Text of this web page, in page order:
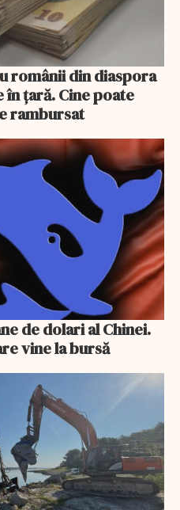
românii din diaspora
țară. Cine poate
rambursat
de dolari al Chinei.
vine la bursă